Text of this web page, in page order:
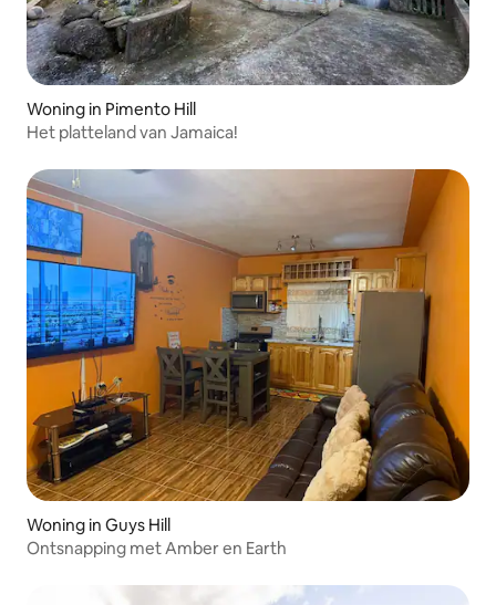
Woning in Pimento Hill
Het platteland van Jamaica!
Woning in Guys Hill
Ontsnapping met Amber en Earth